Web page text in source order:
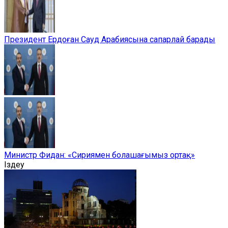
Президент Ердоған Сауд Арабиясына сапарлай барады
Министр Фидан: «Сириямен болашағымыз ортақ»
Іздеу